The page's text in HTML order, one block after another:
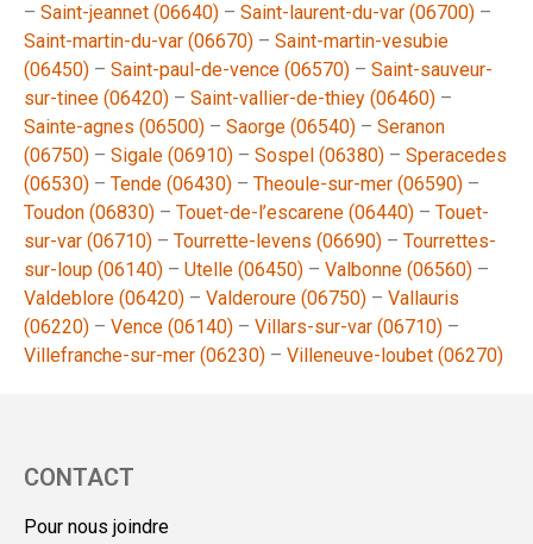
– Saint-jeannet (06640) – Saint-laurent-du-var (06700) –
Saint-martin-du-var (06670) – Saint-martin-vesubie
(06450) – Saint-paul-de-vence (06570) – Saint-sauveur-
sur-tinee (06420) – Saint-vallier-de-thiey (06460) –
Sainte-agnes (06500) – Saorge (06540) – Seranon
(06750) – Sigale (06910) – Sospel (06380) – Speracedes
(06530) – Tende (06430) – Theoule-sur-mer (06590) –
Toudon (06830) – Touet-de-l’escarene (06440) – Touet-
sur-var (06710) – Tourrette-levens (06690) – Tourrettes-
sur-loup (06140) – Utelle (06450) – Valbonne (06560) –
Valdeblore (06420) – Valderoure (06750) – Vallauris
(06220) – Vence (06140) – Villars-sur-var (06710) –
Villefranche-sur-mer (06230) – Villeneuve-loubet (06270)
CONTACT
Pour nous joindre